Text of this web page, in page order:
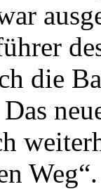
die
Weg“.